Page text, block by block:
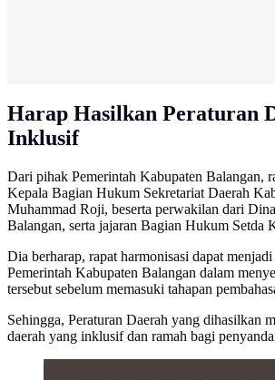
Harap Hasilkan Peraturan
Inklusif
Dari pihak Pemerintah Kabupaten Balangan,
Kepala Bagian Hukum Sekretariat Daerah
Muhammad Roji, beserta perwakilan dari
Balangan, serta jajaran Bagian Hukum Setda
Dia berharap, rapat harmonisasi dapat
Pemerintah Kabupaten Balangan dalam
tersebut sebelum memasuki tahapan
Sehingga, Peraturan Daerah yang dihasilkan
daerah yang inklusif dan ramah bagi